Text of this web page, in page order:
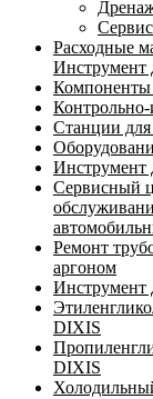
Расходные
Инструмент
Компоненты
Станции для
Инструмент
Сервисный
Ремонт
аргоном
Инструмент
DIXIS
DIXIS